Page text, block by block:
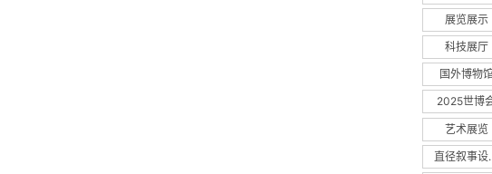
展览展示
科技展厅
国外博物
2025世博
艺术展览
直